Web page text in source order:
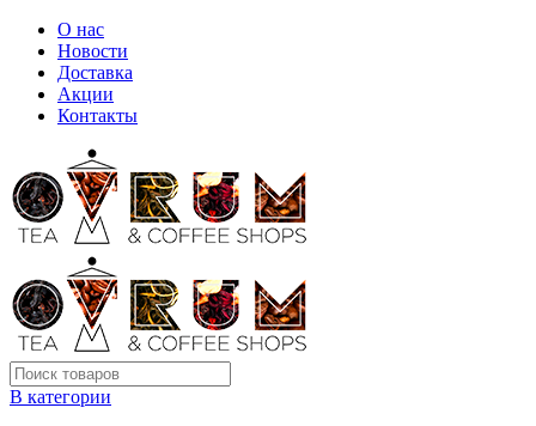
О нас
Новости
Доставка
Акции
Контакты
В категории